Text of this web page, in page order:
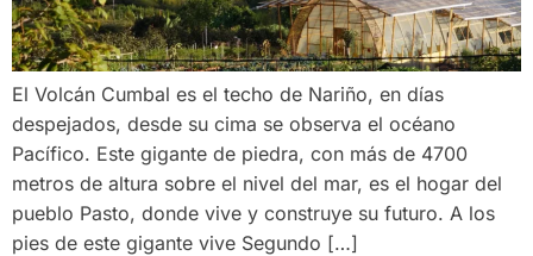
El Volcán Cumbal es el techo de Nariño, en días
despejados, desde su cima se observa el océano
Pacífico. Este gigante de piedra, con más de 4700
metros de altura sobre el nivel del mar, es el hogar del
pueblo Pasto, donde vive y construye su futuro. A los
pies de este gigante vive Segundo […]